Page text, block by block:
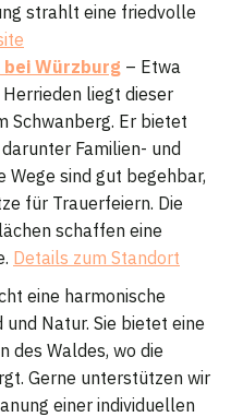
strahlt eine friedvolle
bei Würzburg – Etwa
liegt dieser
Schwanberg. Er bietet
Familien- und
Wege sind gut begehbar,
für Trauerfeiern. Die
schaffen eine
Details zum Standort
eine harmonische
Natur. Sie bietet eine
des Waldes, wo die
Gerne unterstützen wir
einer individuellen